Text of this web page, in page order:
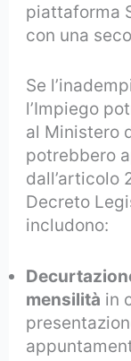
piattaforma
con una
Se
l’Impiego
al Ministero
potrebbero
dall’articolo
Decreto
includono:
mensilità in